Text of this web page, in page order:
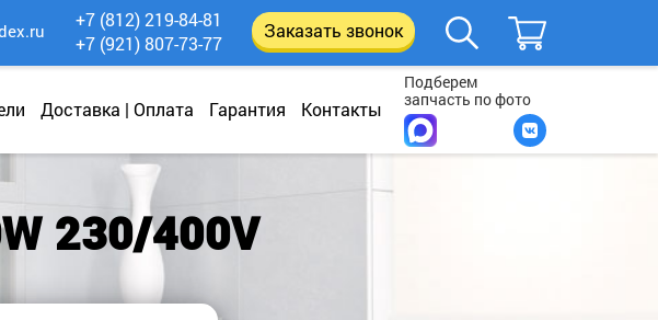
Доставка | Оплата Гарантия Контакты
Подберем
запчасть по фото
+7 (812) 219-84-81
+7 (921) 807-73-77
Заказать звонок
230/400V